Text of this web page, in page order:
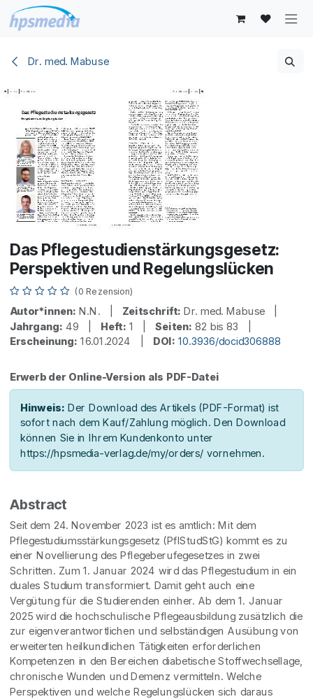
Zum Inhalt springen
Dr. med. Mabuse
Das Pflegestudienstärkungsgesetz:
Perspektiven und Regelungslücken
(0 Rezension)
Autor*innen: N.N. | Zeitschrift: Dr. med. Mabuse |
Jahrgang: 49 | Heft: 1 |Seiten: 82 bis 83 |
Erscheinung: 16.01.2024 | DOI: 10.3936/docid306888
Erwerb der Online-Version als PDF-Datei
Hinweis: Der Download des Artikels (PDF-Format) ist
sofort nach dem Kauf/Zahlung möglich. Den Download
können Sie in Ihrem Kundenkonto unter
https://hpsmedia-verlag.de/my/orders/ vornehmen.
Abstract
Seit dem 24. November 2023 ist es amtlich: Mit dem
Pflegestudiumsstärkungsgesetz (PflStudStG) kommt es zu
einer Novellierung des Pflegeberufegesetzes in zwei
Schritten. Zum 1. Januar 2024 wird das Pflegestudium in ein
duales Studium transformiert. Damit geht auch eine
Vergütung für die Studierenden einher. Ab dem 1. Januar
2025 wird die hochschulische Pflegeausbildung zusätzlich die
zur eigenverantwortlichen und selbständigen Ausübung von
erweiterten heilkundlichen Tätigkeiten erforderlichen
Kompetenzen in den Bereichen diabetische Stoffwechsellage,
chronische Wunden und Demenz vermitteln. Welche
Perspektiven und welche Regelungslücken sich daraus